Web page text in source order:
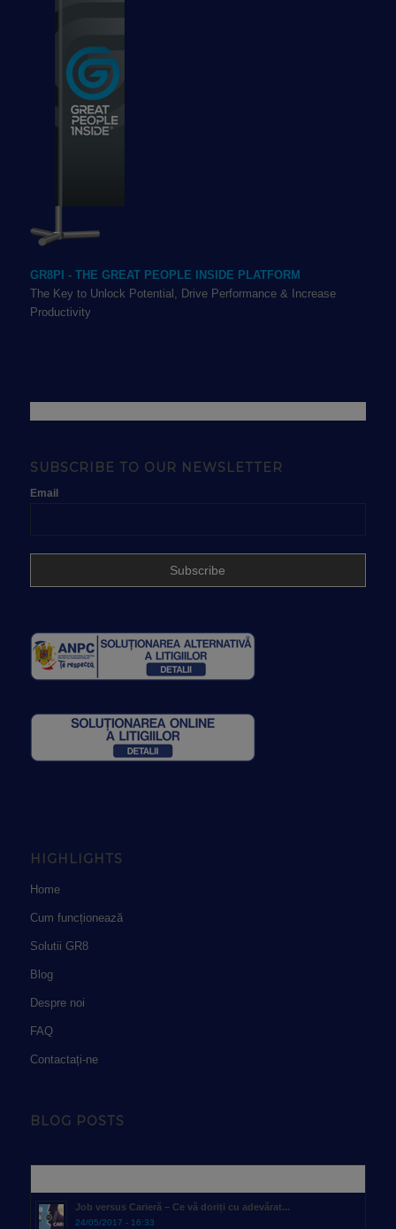
GR8PI - THE GREAT PEOPLE INSIDE PLATFORM
The Key to Unlock Potential, Drive Performance & Increase
Productivity
SUBSCRIBE TO OUR NEWSLETTER
Email
HIGHLIGHTS
Home
Cum funcționează
Solutii GR8
Blog
Despre noi
FAQ
Contactați-ne
BLOG POSTS
Job versus Carieră – Ce vă doriți cu adevărat...
24/05/2017 - 16:33